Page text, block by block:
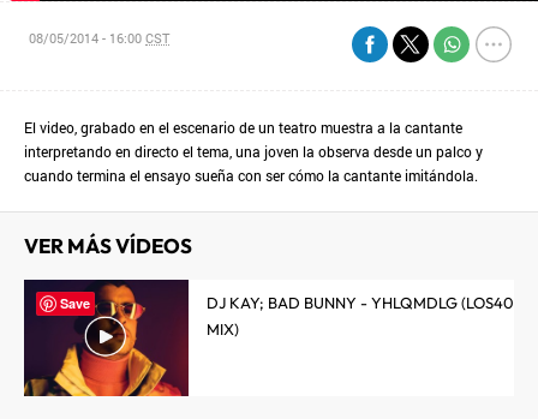
08/05/2014 - 16:00CST
El video, grabado en el escenario de un teatro muestra a la cantante
interpretando en directo el tema, una joven la observa desde un palco y
cuando termina el ensayo sueña con ser cómo la cantante imitándola.
VER MÁS VÍDEOS
DJ KAY; BAD BUNNY - YHLQMDLG (LOS40
MIX)
Save